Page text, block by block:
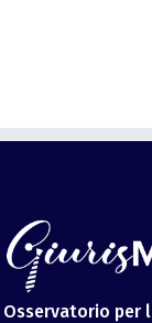
Osservatorio per